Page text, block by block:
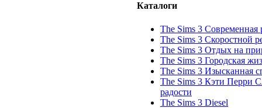
Каталоги
The Sims 3 Современная
The Sims 3 Скоростной
The Sims 3 Отдых на
The Sims 3 Городская
The Sims 3 Изысканная
The Sims 3 Кэти Перри
радости
The Sims 3 Diesel